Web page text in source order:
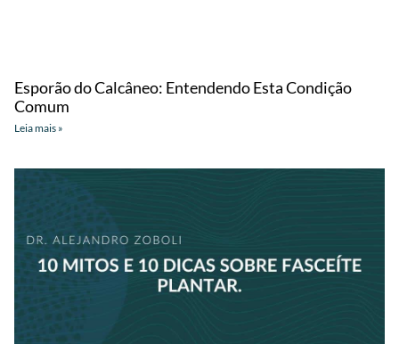
Esporão do Calcâneo: Entendendo Esta Condição
Comum
Leia mais »